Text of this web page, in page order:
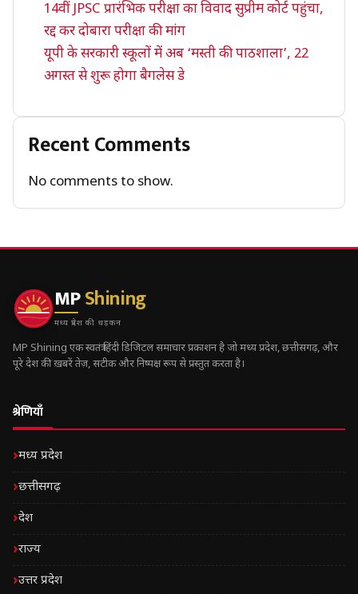
14वीं JPSC प्रारंभिक परीक्षा का विवाद सुप्रीम कोर्ट पहुंचा,
रद्द कर दोबारा परीक्षा की मांग
यूपी के सरकारी स्कूलों में अब ‘मस्ती की पाठशाला’, 22
अगस्त से शुरू होगा बैगलेस डे
Recent Comments
No comments to show.
MPShining
मध्य प्रदेश की धड़कन
MP Shining एक स्वतंत्र हिंदी डिजिटल समाचार प्रकाशन है जो मध्य प्रदेश, छत्तीसगढ़, और
पूरे देश की ख़बरें तेज़, सटीक और निष्पक्ष रूप से प्रस्तुत करता है।
श्रेणियाँ
मध्य प्रदेश
छत्तीसगढ़
देश
राज्य
उत्तर प्रदेश